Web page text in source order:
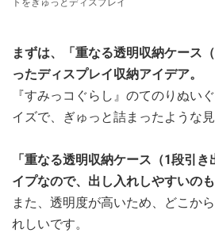
トをぎゅっとディスプレイ
まずは、「重なる透明収納ケース
ったディスプレイ収納アイデア。
『すみっコぐらし』のてのりぬい
イズで、ぎゅっと詰まったような
「重なる透明収納ケース（1段引
イプなので、出し入れしやすいのも
また、透明度が高いため、どこか
れしいです。